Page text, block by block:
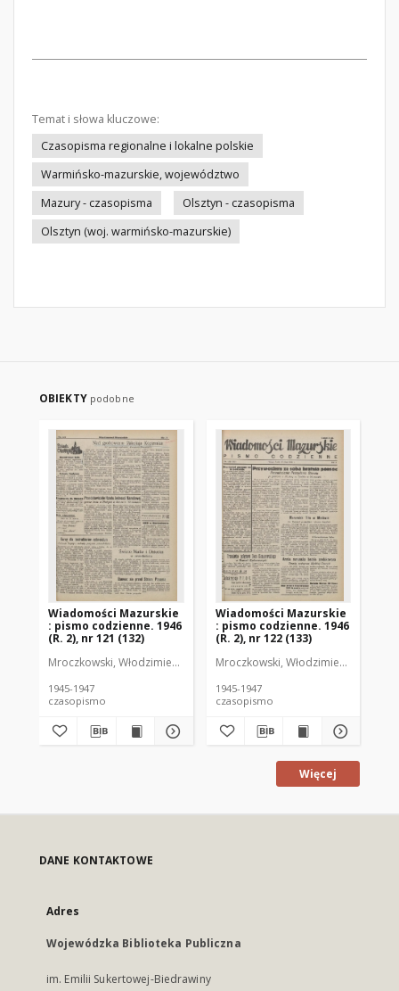
Temat i słowa kluczowe:
Czasopisma regionalne i lokalne polskie
Warmińsko-mazurskie, województwo
Mazury - czasopisma
Olsztyn - czasopisma
Olsztyn (woj. warmińsko-mazurskie)
OBIEKTY podobne
Wiadomości Mazurskie
: pismo codzienne. 1946
(R. 2), nr 121 (132)
Mroczkowski, Włodzimierz (1902-1971). Redaktor
1945-1947
czasopismo
Wiadomości Mazurskie
: pismo codzienne. 1946
(R. 2), nr 122 (133)
Mroczkowski, Włodzimierz (1902-
1945-1947
czasopismo
Więcej
DANE KONTAKTOWE
Adres
Wojewódzka Biblioteka Publiczna
im. Emilii Sukertowej-Biedrawiny